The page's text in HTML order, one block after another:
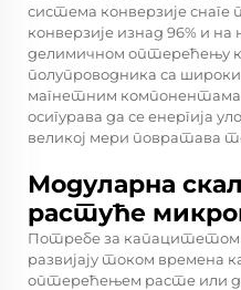
система конверзије
конверзије изнад 96% и
делимичном оптерећењу
полупроводника са
магнетним
осигурава да се енергија
великој мери повратава
Модуларна
растуће
Потребе за капацитетом
развијају током времена
оптерећењем расте или